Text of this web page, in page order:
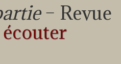
– Revue
écouter